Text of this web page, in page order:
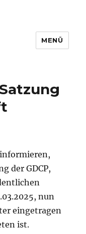
MENÜ
der GDCP,
nun
eingetragen
ist.